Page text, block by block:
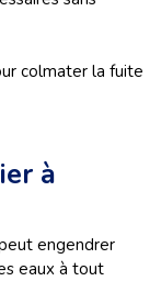
colmater la fuite
à
engendrer
eaux à tout